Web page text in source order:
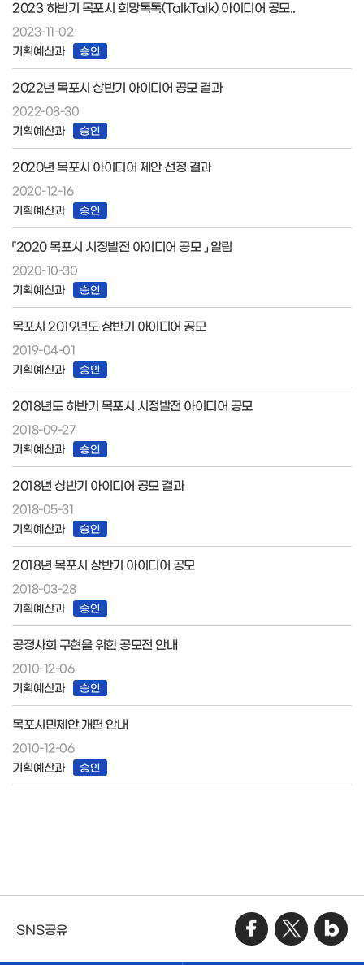
2023 하반기 목포시 희망톡톡(TalkTalk) 아이디어 공모..
2023-11-02
기획예산과
승인
2022년 목포시 상반기 아이디어 공모 결과
2022-08-30
기획예산과
승인
2020년 목포시 아이디어 제안 선정 결과
2020-12-16
기획예산과
승인
「2020 목포시 시정발전 아이디어 공모 」 알림
2020-10-30
기획예산과
승인
목포시 2019년도 상반기 아이디어 공모
2019-04-01
기획예산과
승인
2018년도 하반기 목포시 시정발전 아이디어 공모
2018-09-27
기획예산과
승인
2018년 상반기 아이디어 공모 결과
2018-05-31
기획예산과
승인
2018년 목포시 상반기 아이디어 공모
2018-03-28
기획예산과
승인
공정사회 구현을 위한 공모전 안내
2010-12-06
기획예산과
승인
목포시민제안 개편 안내
2010-12-06
기획예산과
승인
SNS공유